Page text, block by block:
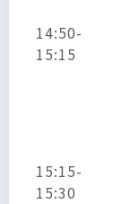
14:50-
15:15
15:15-
15:30